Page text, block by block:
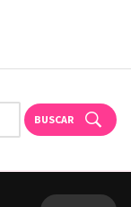
BUSCAR